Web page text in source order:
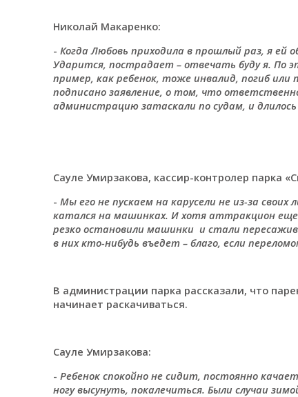
Николай Макаренко:
- Когда Любовь приходила в прошлый раз, я ей
Ударится, пострадает – отвечать буду я. По
пример, как ребенок, тоже инвалид, погиб
подписано заявление, о том, что
администрацию затаскали по судам, и
Сауле Умирзакова, кассир-контролер парка
- Мы его не пускаем на карусели не из-за
катался на машинках. И хотя аттракцион
резко остановили машинки и стали
в них кто-нибудь въедет – благо, если
В администрации парка рассказали, что
начинает раскачиваться.
Сауле Умирзакова:
- Ребенок спокойно не сидит, постоянно
ногу высунуть, покалечиться. Были случаи